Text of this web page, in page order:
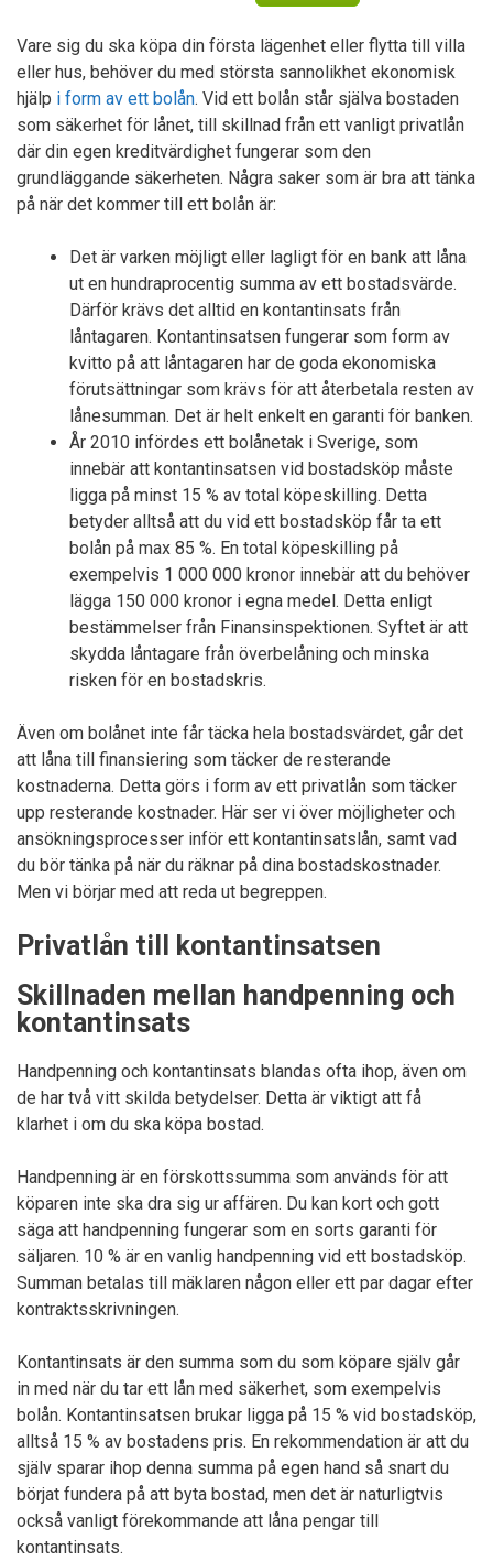
Vare sig du ska köpa din första lägenhet eller flytta till villa
eller hus, behöver du med största sannolikhet ekonomisk
hjälp i form av ett bolån. Vid ett bolån står själva bostaden
som säkerhet för lånet, till skillnad från ett vanligt privatlån
där din egen kreditvärdighet fungerar som den
grundläggande säkerheten. Några saker som är bra att tänka
på när det kommer till ett bolån är:
Det är varken möjligt eller lagligt för en bank att låna
ut en hundraprocentig summa av ett bostadsvärde.
Därför krävs det alltid en kontantinsats från
låntagaren. Kontantinsatsen fungerar som form av
kvitto på att låntagaren har de goda ekonomiska
förutsättningar som krävs för att återbetala resten av
lånesumman. Det är helt enkelt en garanti för banken.
År 2010 infördes ett bolånetak i Sverige, som
innebär att kontantinsatsen vid bostadsköp måste
ligga på minst 15 % av total köpeskilling. Detta
betyder alltså att du vid ett bostadsköp får ta ett
bolån på max 85 %. En total köpeskilling på
exempelvis 1 000 000 kronor innebär att du behöver
lägga 150 000 kronor i egna medel. Detta enligt
bestämmelser från Finansinspektionen. Syftet är att
skydda låntagare från överbelåning och minska
risken för en bostadskris.
Även om bolånet inte får täcka hela bostadsvärdet, går det
att låna till finansiering som täcker de resterande
kostnaderna. Detta görs i form av ett privatlån som täcker
upp resterande kostnader. Här ser vi över möjligheter och
ansökningsprocesser inför ett kontantinsatslån, samt vad
du bör tänka på när du räknar på dina bostadskostnader.
Men vi börjar med att reda ut begreppen.
Privatlån till kontantinsatsen
Skillnaden mellan handpenning och
kontantinsats
Handpenning och kontantinsats blandas ofta ihop, även om
de har två vitt skilda betydelser. Detta är viktigt att få
klarhet i om du ska köpa bostad.
Handpenning är en förskottssumma som används för att
köparen inte ska dra sig ur affären. Du kan kort och gott
säga att handpenning fungerar som en sorts garanti för
säljaren. 10 % är en vanlig handpenning vid ett bostadsköp.
Summan betalas till mäklaren någon eller ett par dagar efter
kontraktsskrivningen.
Kontantinsats är den summa som du som köpare själv går
in med när du tar ett lån med säkerhet, som exempelvis
bolån. Kontantinsatsen brukar ligga på 15 % vid bostadsköp,
alltså 15 % av bostadens pris. En rekommendation är att du
själv sparar ihop denna summa på egen hand så snart du
börjat fundera på att byta bostad, men det är naturligtvis
också vanligt förekommande att låna pengar till
kontantinsats.